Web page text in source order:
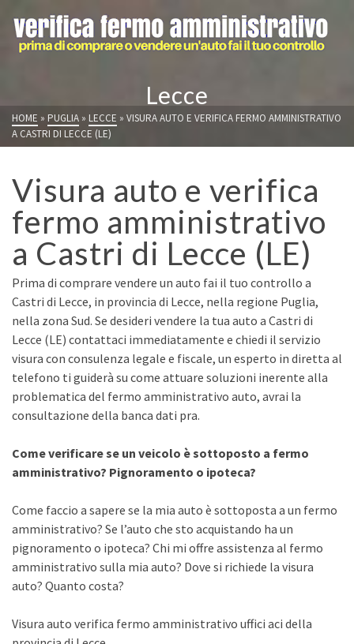
Lecce
HOME » PUGLIA » LECCE » VISURA AUTO E VERIFICA FERMO AMMINISTRATIVO
A CASTRI DI LECCE (LE)
Visura auto e verifica
fermo amministrativo
a Castri di Lecce (LE)
Prima di comprare vendere un auto fai il tuo controllo a
Castri di Lecce, in provincia di Lecce, nella regione Puglia,
nella zona Sud. Se desideri vendere la tua auto a Castri di
Lecce (LE) contattaci immediatamente e chiedi il servizio
visura con consulenza legale e fiscale, un esperto in diretta al
telefono ti guiderà su come attuare soluzioni inerente alla
problematica del fermo amministrativo auto, avrai la
consultazione della banca dati pra.
Come verificare se un veicolo è sottoposto a fermo
amministrativo? Pignoramento o ipoteca?
Come faccio a sapere se la mia auto è sottoposta a un fermo
amministrativo? Se l’auto che sto acquistando ha un
pignoramento o ipoteca? Chi mi offre assistenza al fermo
amministrativo sulla mia auto? Dove si richiede la visura
auto? Quanto costa?
Visura auto verifica fermo amministrativo uffici aci della